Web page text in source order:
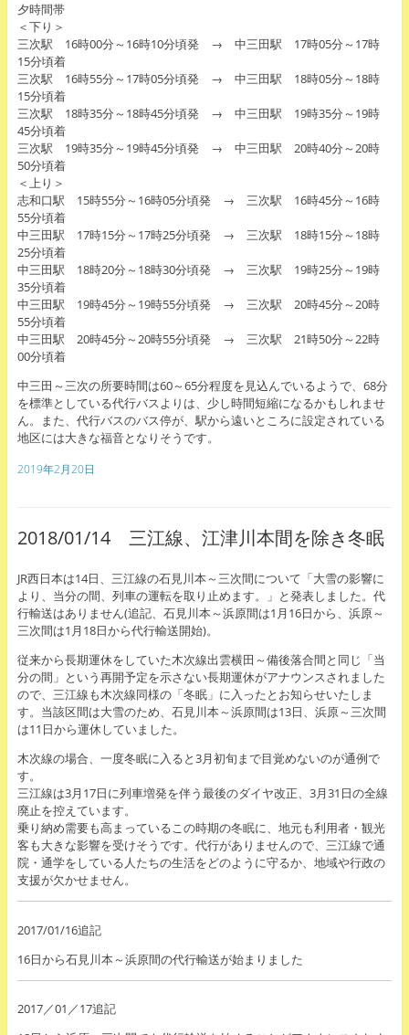
夕時間帯
＜下り＞
三次駅 16時00分～16時10分頃発 → 中三田駅 17時05分～17時
15分頃着
三次駅 16時55分～17時05分頃発 → 中三田駅 18時05分～18時
15分頃着
三次駅 18時35分～18時45分頃発 → 中三田駅 19時35分～19時
45分頃着
三次駅 19時35分～19時45分頃発 → 中三田駅 20時40分～20時
50分頃着
＜上り＞
志和口駅 15時55分～16時05分頃発 → 三次駅 16時45分～16時
55分頃着
中三田駅 17時15分～17時25分頃発 → 三次駅 18時15分～18時
25分頃着
中三田駅 18時20分～18時30分頃発 → 三次駅 19時25分～19時
35分頃着
中三田駅 19時45分～19時55分頃発 → 三次駅 20時45分～20時
55分頃着
中三田駅 20時45分～20時55分頃発 → 三次駅 21時50分～22時
00分頃着
中三田～三次の所要時間は60～65分程度を見込んでいるようで、68分
を標準としている代行バスよりは、少し時間短縮になるかもしれませ
ん。また、代行バスのバス停が、駅から遠いところに設定されている
地区には大きな福音となりそうです。
2019年2月20日
2018/01/14 三江線、江津川本間を除き冬眠
JR西日本は14日、三江線の石見川本～三次間について「大雪の影響に
より、当分の間、列車の運転を取り止めます。」と発表しました。代
行輸送はありません(追記、石見川本～浜原間は1月16日から、浜原～
三次間は1月18日から代行輸送開始)。
従来から長期運休をしていた木次線出雲横田～備後落合間と同じ「当
分の間」という再開予定を示さない長期運休がアナウンスされました
ので、三江線も木次線同様の「冬眠」に入ったとお知らせいたしま
す。当該区間は大雪のため、石見川本～浜原間は13日、浜原～三次間
は11日から運休していました。
木次線の場合、一度冬眠に入ると3月初旬まで目覚めないのが通例で
す。
三江線は3月17日に列車増発を伴う最後のダイヤ改正、3月31日の全線
廃止を控えています。
乗り納め需要も高まっているこの時期の冬眠に、地元も利用者・観光
客も大きな影響を受けそうです。代行がありませんので、三江線で通
院・通学をしている人たちの生活をどのように守るか、地域や行政の
支援が欠かせません。
2017/01/16追記
16日から石見川本～浜原間の代行輸送が始まりました
2017／01／17追記